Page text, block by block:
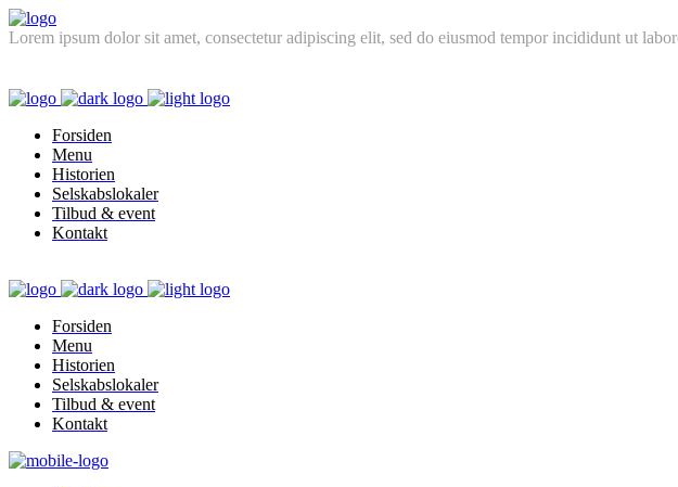
Lorem ipsum dolor sit amet, consectetur adipiscing elit, sed do eiusmod tempor incididunt ut
Forsiden
Menu
Historien
Selskabslokaler
Tilbud & event
Kontakt
Forsiden
Menu
Historien
Selskabslokaler
Tilbud & event
Kontakt